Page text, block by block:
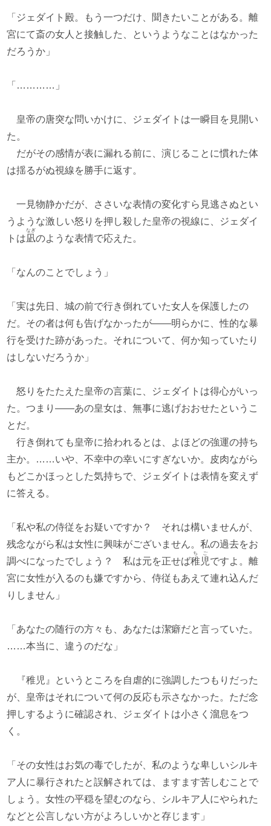
「ジェダイト殿。もう一つだけ、聞きたいことがある。離
宮にて斎の女人と接触した、というようなことはなかった
だろうか」
「…………」
皇帝の唐突な問いかけに、ジェダイトは一瞬目を見開い
た。
だがその感情が表に漏れる前に、演じることに慣れた体
は揺るがぬ視線を勝手に返す。
一見物静かだが、ささいな表情の変化すら見逃さぬとい
うような激しい怒りを押し殺した皇帝の視線に、ジェダイ
トは凪
なぎ
のような表情で応えた。
「なんのことでしょう」
「実は先日、城の前で行き倒れていた女人を保護したの
だ。その者は何も告げなかったが――明らかに、性的な暴
行を受けた跡があった。それについて、何か知っていたり
はしないだろうか」
怒りをたたえた皇帝の言葉に、ジェダイトは得心がいっ
た。つまり――あの皇女は、無事に逃げおおせたというこ
とだ。
行き倒れても皇帝に拾われるとは、よほどの強運の持ち
主か。……いや、不幸中の幸いにすぎないか。皮肉ながら
もどこかほっとした気持ちで、ジェダイトは表情を変えず
に答える。
「私や私の侍従をお疑いですか？ それは構いませんが、
残念ながら私は女性に興味がございません。私の過去をお
調べになったでしょう？ 私は元を正せば稚児
ちご
ですよ。離
宮に女性が入るのも嫌ですから、侍従もあえて連れ込んだ
りしません」
「あなたの随行の方々も、あなたは潔癖だと言っていた。
……本当に、違うのだな」
『稚児』というところを自虐的に強調したつもりだった
が、皇帝はそれについて何の反応も示さなかった。ただ念
押しするように確認され、ジェダイトは小さく溜息をつ
く。
「その女性はお気の毒でしたが、私のような卑しいシルキ
ア人に暴行されたと誤解されては、ますます苦しむことで
しょう。女性の平穏を望むのなら、シルキア人にやられた
などと公言しない方がよろしいかと存じます」